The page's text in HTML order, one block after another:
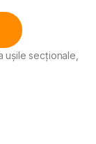
ușile secționale,